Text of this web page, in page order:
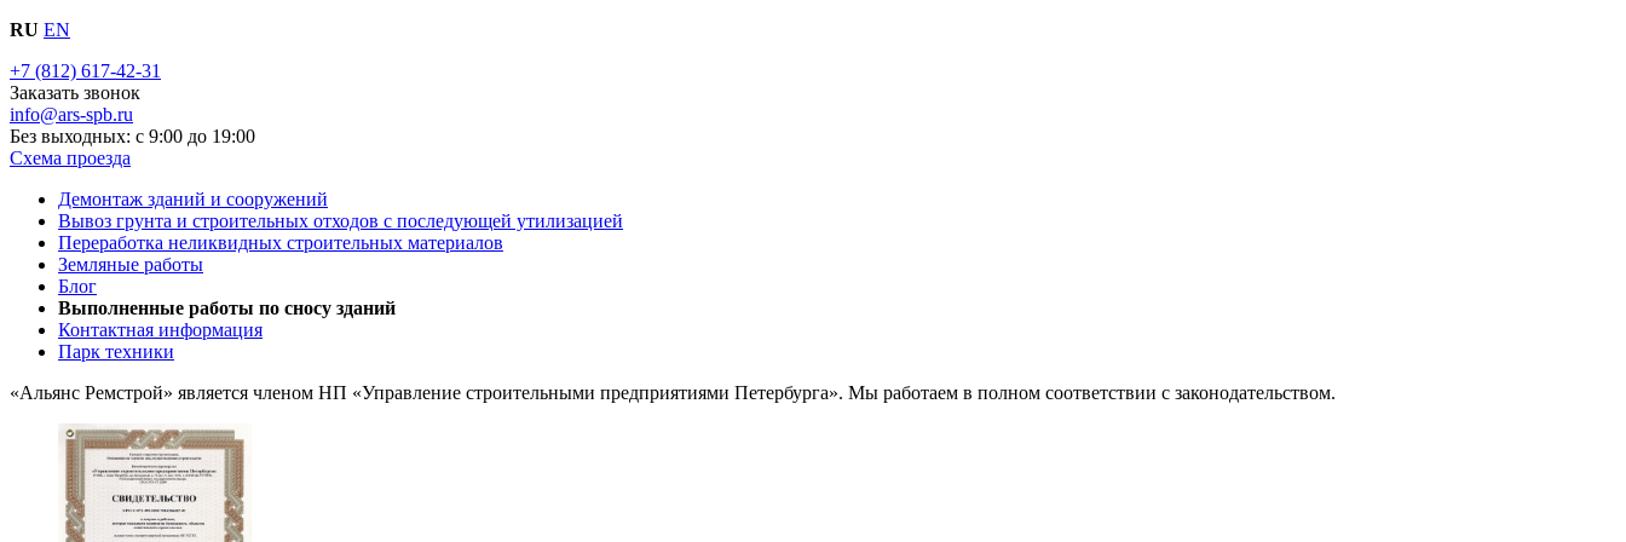
RU EN
+7 (812) 617-42-31
Заказать звонок
info@ars-spb.ru
Без выходных: с 9:00 до 19:00
Схема проезда
Демонтаж зданий и сооружений
Вывоз грунта и строительных отходов с последующей утилизацией
Переработка неликвидных строительных материалов
Земляные работы
Блог
Выполненные работы по сносу зданий
Контактная информация
Парк техники
«Альянс Ремстрой» является членом НП «Управление строительными предприятиями Петербурга». Мы работаем в полном соответствии с законодательством.